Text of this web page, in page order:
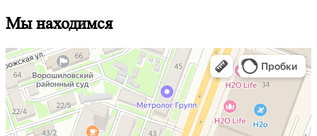
Мы находимся